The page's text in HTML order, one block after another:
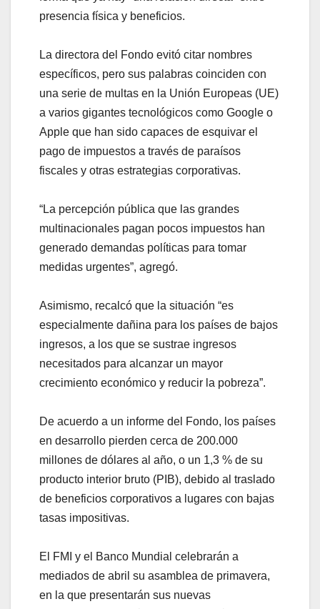
presencia física y beneficios.
La directora del Fondo evitó citar nombres
específicos, pero sus palabras coinciden con
una serie de multas en la Unión Europeas (UE)
a varios gigantes tecnológicos como Google o
Apple que han sido capaces de esquivar el
pago de impuestos a través de paraísos
fiscales y otras estrategias corporativas.
“La percepción pública que las grandes
multinacionales pagan pocos impuestos han
generado demandas políticas para tomar
medidas urgentes”, agregó.
Asimismo, recalcó que la situación “es
especialmente dañina para los países de bajos
ingresos, a los que se sustrae ingresos
necesitados para alcanzar un mayor
crecimiento económico y reducir la pobreza”.
De acuerdo a un informe del Fondo, los países
en desarrollo pierden cerca de 200.000
millones de dólares al año, o un 1,3 % de su
producto interior bruto (PIB), debido al traslado
de beneficios corporativos a lugares con bajas
tasas impositivas.
El FMI y el Banco Mundial celebrarán a
mediados de abril su asamblea de primavera,
en la que presentarán sus nuevas